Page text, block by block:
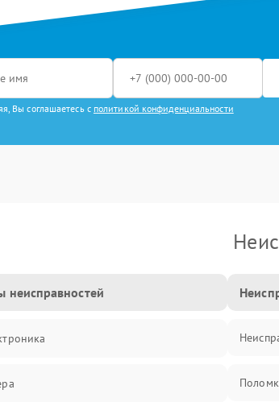
Вы соглашаетесь с политикой конфиденциальности
неисправностей